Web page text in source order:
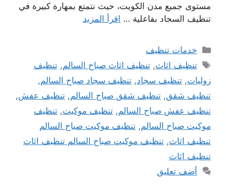
مستوى جميع مدن الكويت، حيث نتمتع بمهارة كبيرة في
تنظيف السجاد بفاعلية … اقرأ المزيد
التصنيفات
خدمات تنظيف
الوسوم
تنظيف اثاث,تنظيف اثاث صباح السالم,تنظيف
زوليات, تنظيف سجاد, تنظيف سجاد صباح السالم,
تنظيف شقق, تنظيف شقق صباح السالم, تنظيف عفش,
تنظيف عفش صباح السالم, تنظيف موكيت, تنظيف
موكيت صباح السالم, تنظيف موكيت صباح السالم
تنظيف اثاث, تنظيف موكيت صباح السالم تنظيف اثاث
تنظيف اثاث
أضف تعليق